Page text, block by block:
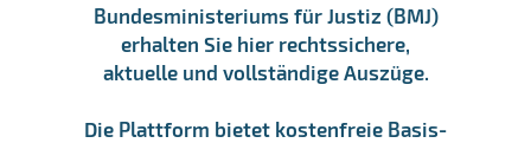
Bundesministeriums für Justiz (BMJ)
erhalten Sie hier rechtssichere,
aktuelle und vollständige Auszüge.
Die Plattform bietet kostenfreie Basis-